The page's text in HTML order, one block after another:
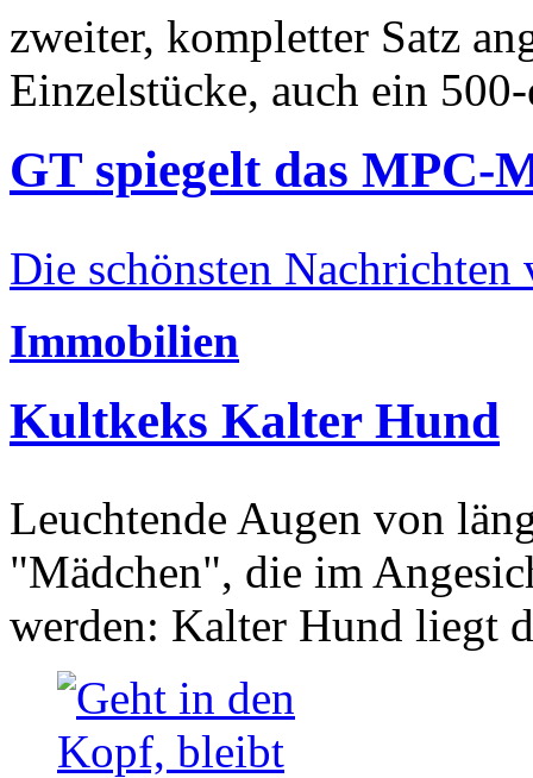
zweiter, kompletter Satz
Einzelstücke, auch ein
GT spiegelt das MPC-
Die schönsten Nachrichten
Immobilien
Kultkeks Kalter Hund
Leuchtende Augen von
"Mädchen", die im
werden: Kalter Hund liegt